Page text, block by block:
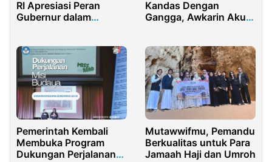
RI Apresiasi Peran
Gubernur dalam
Kandas Dengan
Gangga, Awkarin Akui
Pemerintah Kembali
Membuka Program
Dukungan Perjalanan
Mutawwifmu, Pemandu
Berkualitas untuk Para
Jamaah Haji dan Umroh